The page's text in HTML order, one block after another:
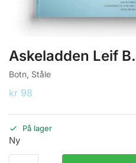
Askeladden Leif
Botn, Ståle
kr 98
På lager
Ny